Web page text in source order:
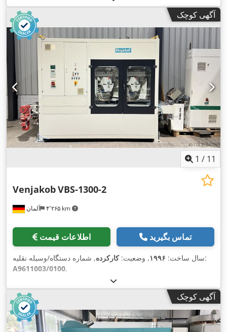
آگهی کوچک
1 / 11
آلمان ۴٬۲۶۵ km
VenjakobVBS-1300-2
اطلاعات قیمت تماس بگیرید
سال ساخت: ۱۹۹۶, وضعیت:کارکرده
, شماره دستگاه/وسیله نقلیه:
A9611003/0100,
آگهی کوچک